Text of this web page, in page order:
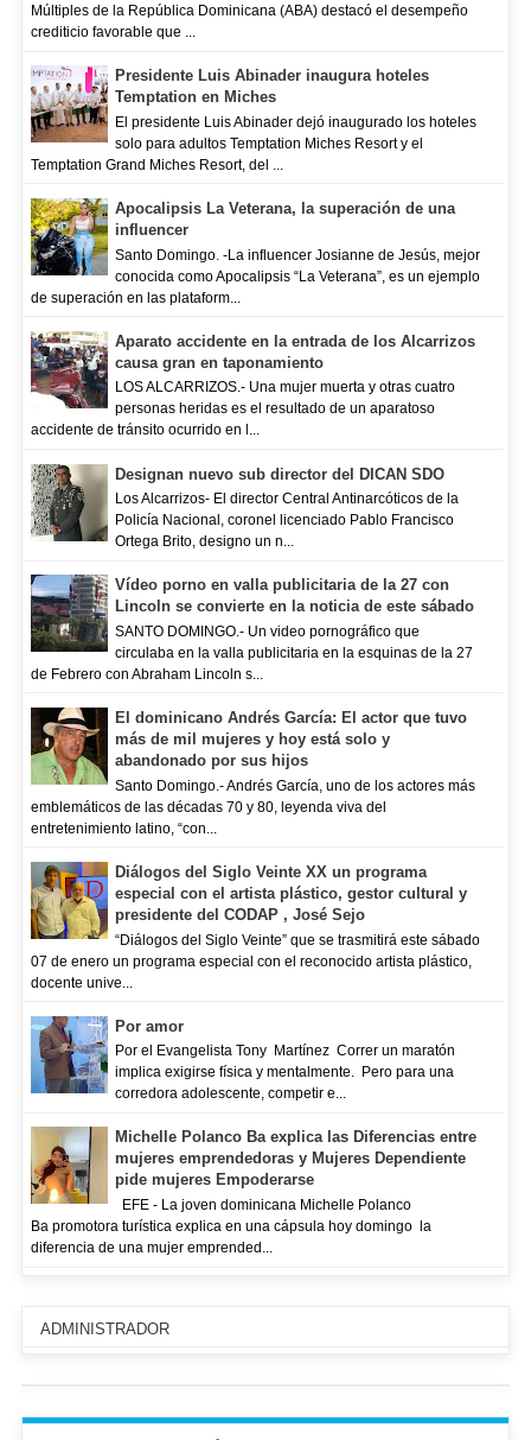
Múltiples de la República Dominicana (ABA) destacó el desempeño
crediticio favorable que ...
Presidente Luis Abinader inaugura hoteles
Temptation en Miches
El presidente Luis Abinader dejó inaugurado los hoteles
solo para adultos Temptation Miches Resort y el
Temptation Grand Miches Resort, del ...
Apocalipsis La Veterana, la superación de una
influencer
Santo Domingo. -La influencer Josianne de Jesús, mejor
conocida como Apocalipsis “La Veterana”, es un ejemplo
de superación en las plataform...
Aparato accidente en la entrada de los Alcarrizos
causa gran en taponamiento
LOS ALCARRIZOS.- Una mujer muerta y otras cuatro
personas heridas es el resultado de un aparatoso
accidente de tránsito ocurrido en l...
Designan nuevo sub director del DICAN SDO
Los Alcarrizos- El director Central Antinarcóticos de la
Policía Nacional, coronel licenciado Pablo Francisco
Ortega Brito, designo un n...
Vídeo porno en valla publicitaria de la 27 con
Lincoln se convierte en la noticia de este sábado
SANTO DOMINGO.- Un video pornográfico que
circulaba en la valla publicitaria en la esquinas de la 27
de Febrero con Abraham Lincoln s...
El dominicano Andrés García: El actor que tuvo
más de mil mujeres y hoy está solo y
abandonado por sus hijos
Santo Domingo.- Andrés García, uno de los actores más
emblemáticos de las décadas 70 y 80, leyenda viva del
entretenimiento latino, “con...
Diálogos del Siglo Veinte XX un programa
especial con el artista plástico, gestor cultural y
presidente del CODAP , José Sejo
“Diálogos del Siglo Veinte” que se trasmitirá este sábado
07 de enero un programa especial con el reconocido artista plástico,
docente unive...
Por amor
Por el Evangelista Tony Martínez Correr un maratón
implica exigirse física y mentalmente. Pero para una
corredora adolescente, competir e...
Michelle Polanco Ba explica las Diferencias entre
mujeres emprendedoras y Mujeres Dependiente
pide mujeres Empoderarse
EFE - La joven dominicana Michelle Polanco
Ba promotora turística explica en una cápsula hoy domingo la
diferencia de una mujer emprended...
ADMINISTRADOR